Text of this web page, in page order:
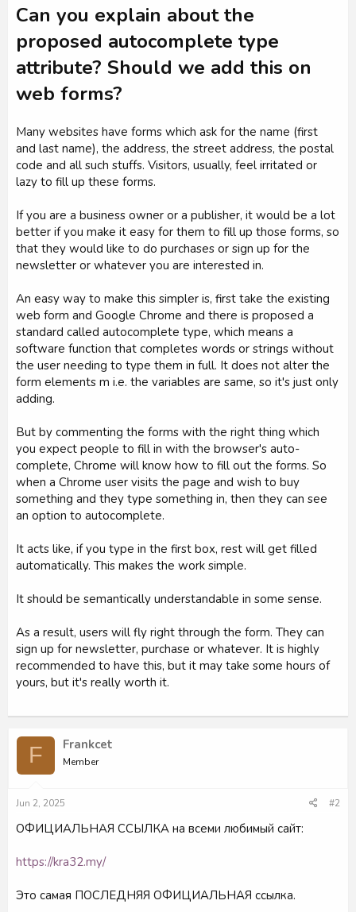
t
r
Can you explain about the
proposed autocomplete type
attribute? Should we add this on
web forms?
Many websites have forms which ask for the name (first
and last name), the address, the street address, the postal
code and all such stuffs. Visitors, usually, feel irritated or
lazy to fill up these forms.
If you are a business owner or a publisher, it would be a lot
better if you make it easy for them to fill up those forms, so
that they would like to do purchases or sign up for the
newsletter or whatever you are interested in.
An easy way to make this simpler is, first take the existing
web form and Google Chrome and there is proposed a
standard called autocomplete type, which means a
software function that completes words or strings without
the user needing to type them in full. It does not alter the
form elements m i.e. the variables are same, so it's just only
adding.
But by commenting the forms with the right thing which
you expect people to fill in with the browser's auto-
complete, Chrome will know how to fill out the forms. So
when a Chrome user visits the page and wish to buy
something and they type something in, then they can see
an option to autocomplete.
It acts like, if you type in the first box, rest will get filled
automatically. This makes the work simple.
It should be semantically understandable in some sense.
As a result, users will fly right through the form. They can
sign up for newsletter, purchase or whatever. It is highly
recommended to have this, but it may take some hours of
yours, but it's really worth it.
F Frankcet
Member
Jun 2, 2025 #2
ОФИЦИАЛЬНАЯ ССЫЛКА на всеми любимый сайт:
https://kra32.my/
Это самая ПОСЛЕДНЯЯ ОФИЦИАЛЬНАЯ ссылка.